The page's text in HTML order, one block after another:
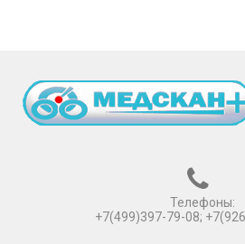
Телефоны:
+7(499)397-79-08;